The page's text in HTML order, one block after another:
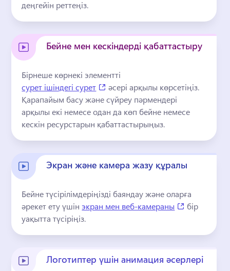
деңгейін реттеңіз.
Бейне мен кескіндерді қабаттастыру
Бірнеше көрнекі элементті
сурет ішіндегі сурет
(opens in a new tab)
әсері арқылы көрсетіңіз.
Қарапайым басу және сүйреу пәрмендері
арқылы екі немесе одан да көп бейне немесе
кескін ресурстарын қабаттастырыңыз.
Экран және камера жазу құралы
Бейне түсірілімдеріңізді баяндау және оларға
әрекет ету үшін экран мен веб-камераны (opens in a
бір
уақытта түсіріңіз.
Логотиптер үшін анимация әсерлері